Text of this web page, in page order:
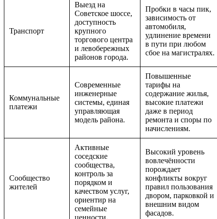
Транспорт
Выезд на
Советское шоссе,
доступность
крупного
торгового центра
и левобережных
районов города.
Пробки в часы пик,
зависимость от
автомобиля,
удлинение времени
в пути при любом
сбое на магистралях.
Коммунальные
платежи
Современные
инженерные
системы, единая
управляющая
модель района.
Повышенные
тарифы на
содержание жилья,
высокие платежи
даже в период
ремонта и споры по
начислениям.
Сообщество
жителей
Активные
соседские
сообщества,
контроль за
порядком и
качеством услуг,
ориентир на
семейные
Высокий уровень
вовлечённости
порождает
конфликты вокруг
правил пользования
двором, парковкой и
внешним видом
фасадов.